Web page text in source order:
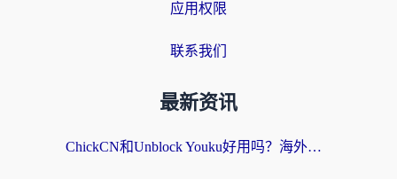
应用权限
联系我们
最新资讯
ChickCN和Unblock Youku好用吗？海外党亲测3款回国加速器，附iOS免费选择指南